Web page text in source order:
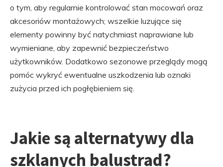
o tym, aby regularnie kontrolować stan mocowań oraz
akcesoriów montażowych; wszelkie luzujące się
elementy powinny być natychmiast naprawiane lub
wymieniane, aby zapewnić bezpieczeństwo
użytkowników. Dodatkowo sezonowe przeglądy mogą
pomóc wykryć ewentualne uszkodzenia lub oznaki
zużycia przed ich pogłębieniem się.
Jakie są alternatywy dla
szklanych balustrad?